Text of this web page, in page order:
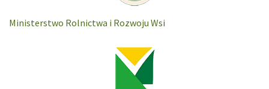
Ministerstwo Rolnictwa i Rozwoju Wsi